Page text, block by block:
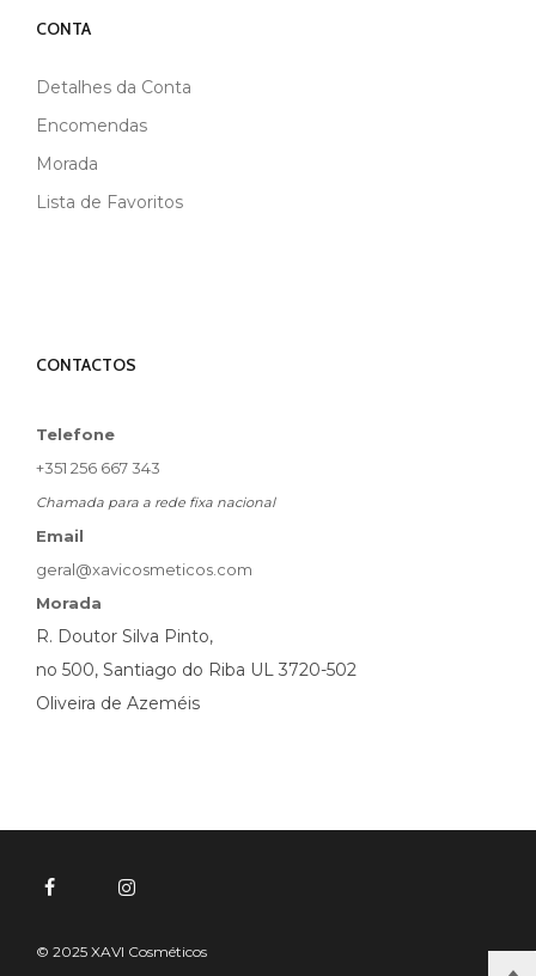
CONTA
Detalhes da Conta
Encomendas
Morada
Lista de Favoritos
CONTACTOS
Telefone
+351 256 667 343
Chamada para a rede fixa nacional
Email
geral@xavicosmeticos.com
Morada
R. Doutor Silva Pinto,
no 500, Santiago do Riba UL 3720-502
Oliveira de Azeméis
© 2025 XAVI Cosméticos